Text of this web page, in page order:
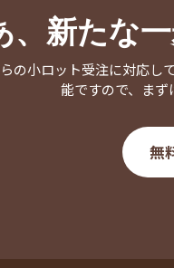
、新たな
の小ロット受注に対応し
能ですので、まず
無